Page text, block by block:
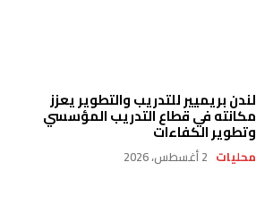
لندن بريميير للتدريب والتطوير يعزز
مكانته في قطاع التدريب المؤسسي
وتطوير الكفاءات
محليات 2 أغسطس، 2026